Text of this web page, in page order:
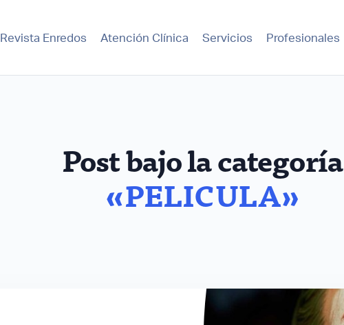
Revista Enredos Atención Clínica Servicios Profesionales
Post bajo la categoría
«PELICULA»